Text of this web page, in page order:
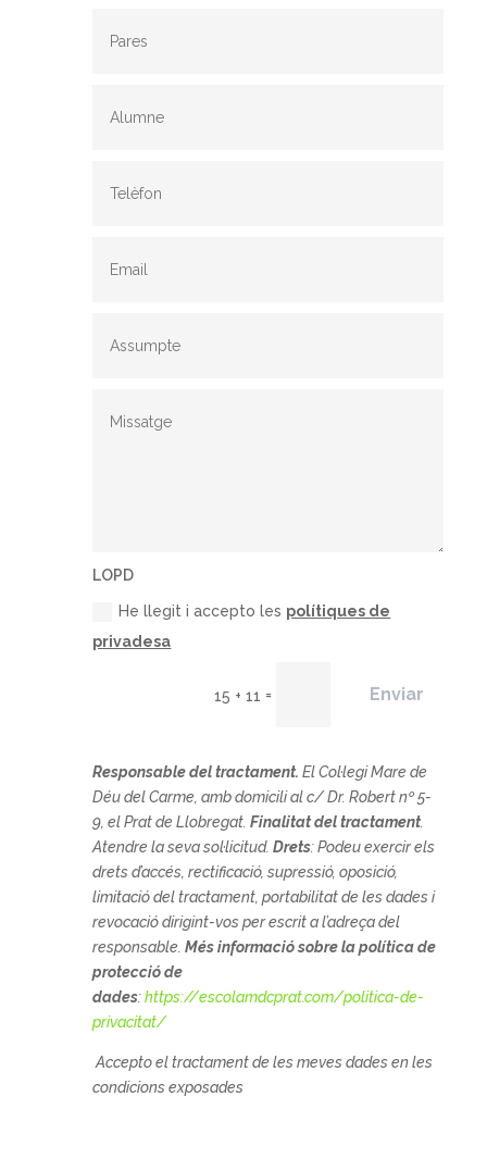
LOPD
He llegit i accepto les polítiques de
privadesa
15 + 11 = Enviar
Responsable del tractament.ElCol·legi Mare de
Déu del Carme, amb domicili al c/ Dr. Robert nº 5-
9, el Prat de Llobregat.Finalitat del tractament.
Atendre la seva sol·licitud.Drets: Podeu exercir els
drets d’accés, rectificació, supressió, oposició,
limitació del tractament, portabilitat de les dades i
revocació dirigint-vos per escrit a l’adreça del
responsable.Més informació sobre la política de
protecció de
dades:https://escolamdcprat.com/politica-de-
privacitat/
Accepto el tractament de les meves dades en les
condicions exposades